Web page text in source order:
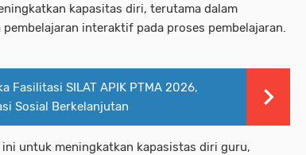
kapasitas diri, terutama dalam
pembelajaran interaktif pada proses pembelajaran.
Fasilitasi SILAT APIK PTMA 2026,
Sosial Berkelanjutan
ini untuk meningkatkan kapasistas diri guru,